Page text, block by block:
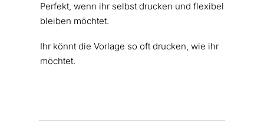
Perfekt, wenn ihr selbst drucken und flexibel
bleiben möchtet.
Ihr könnt die Vorlage so oft drucken, wie ihr
möchtet.